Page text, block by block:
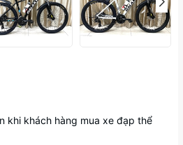
khi khách hàng mua xe đạp thể